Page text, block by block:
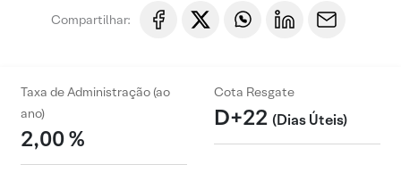
Compartilhar:
Taxa de Administração (ao
ano)
2,00 %
Cota Resgate
D+22 (Dias Úteis)